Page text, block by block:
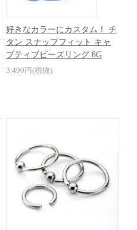
好きなカラーにカスタム！ チ
タン スナップフィット キャ
プティブビーズリング 8G
3,490円(税抜)